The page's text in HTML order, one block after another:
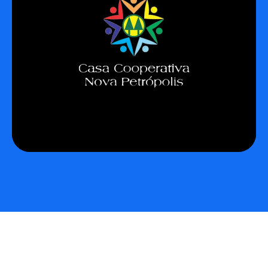
A Casa Cooperativa, situada na capital do
cooperativismo nacional, Nova Petrópolis, é
uma entdade destinada a fomentar e educação
e cultura cooperativista. A Coonecta,
identificada com a causa, é uma das associadas
da entidade.